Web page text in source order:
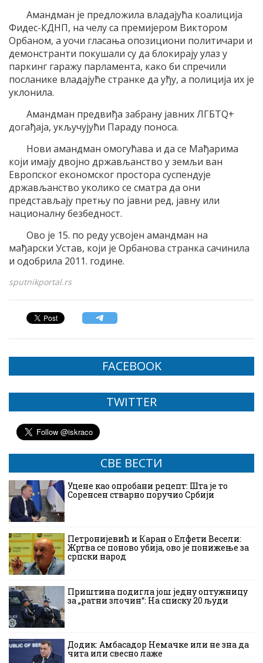
Амандман је предложила владајућа коалиција
Фидес-КДНП, на челу са премијером Виктором
Орбаном, а уочи гласања опозициони политичари и
демонстранти покушали су да блокирају улаз у
паркинг гаражу парламента, како би спречили
посланике владајуће странке да уђу, а полиција их је
уклонила.
Амандман предвиђа забрану јавних ЛГБТQ+
догађаја, укључујући Параду поноса.
Нови амандман омогућава и да се Мађарима
који имају двојно држављанство у земљи ван
Европског економског простора суспендује
држављанство уколико се сматра да они
представљају претњу по јавни ред, јавну или
националну безбедност.
Ово је 15. по реду усвојен амандман на
мађарски Устав, који је Орбанова странка сачинила
и одобрила 2011. године.
sputnikportal.rs
FACEBOOK
TWITTER
СВЕ ВЕСТИ
Уцене као опробани рецепт: Шта је то
Соренсен стварно поручио Србији
Петронијевић и Каран о Елфети Весели:
Жртва се поново убија, ово је понижење за
српски народ
Приштина подигла још једну оптужницу
за „ратни злочин“: На списку 20 људи
Додик: Амбасадор Немачке или не зна да
чита или свесно лаже